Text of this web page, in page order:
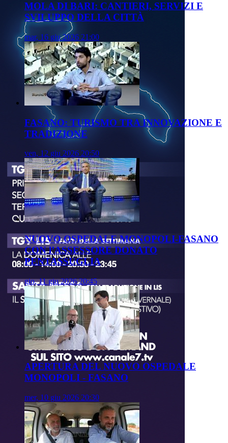
MOLA DI BARI: CANTIERI, SERVIZI E
SVILUPPO DELLA CITTÀ
mar, 16 giu 2026 21:00
FASANO: TURISMO TRA INNOVAZIONE E
TRADIZIONE
ven, 12 giu 2026 20:50
NUOVO OSPEDALE MONOPOLI-FASANO
CON l’ASSESSORE DONATO
PENTASSUGLIA
gio, 11 giu 2026 20:45
APERTURA DEL NUOVO OSPEDALE
MONOPOLI - FASANO
mer, 10 giu 2026 20:30